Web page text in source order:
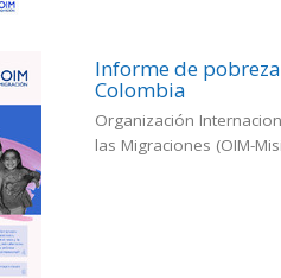
Informe de
Colombia
Organización
las Migraciones (OIM-